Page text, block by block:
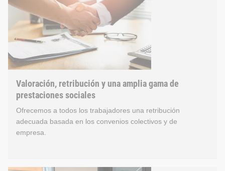
Solo las personas que disponen de tiempo suficiente para
Ayudamos a nuestros empleados a conciliar su vida
Modelos de horario de trabajo flexible
Registro del tiempo de trabajo y horario flexible
Trabajo remoto
Plazas de jardín de infancia y guardería para los hijos
Ofertas de vacaciones para los hijos de los
Bicicleta de empresa
Valoración, retribución y una amplia gama de
prestaciones sociales
Ofrecemos a todos los trabajadores una retribución
adecuada basada en los convenios colectivos y de
empresa.